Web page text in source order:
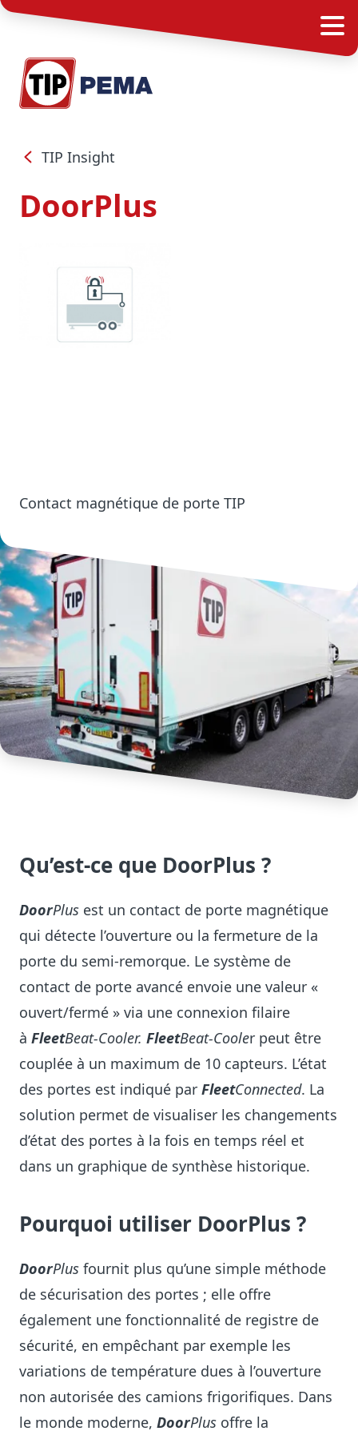
TIP Insight
DoorPlus
Contact magnétique de porte TIP
Qu’est-ce que DoorPlus ?
DoorPlus est un contact de porte magnétique
qui détecte l’ouverture ou la fermeture de la
porte du semi-remorque. Le système de
contact de porte avancé envoie une valeur «
ouvert/fermé » via une connexion filaire
à FleetBeat-Cooler. FleetBeat-Cooler peut être
couplée à un maximum de 10 capteurs. L’état
des portes est indiqué par FleetConnected. La
solution permet de visualiser les changements
d’état des portes à la fois en temps réel et
dans un graphique de synthèse historique.
Pourquoi utiliser DoorPlus ?
DoorPlus fournit plus qu’une simple méthode
de sécurisation des portes ; elle offre
également une fonctionnalité de registre de
sécurité, en empêchant par exemple les
variations de température dues à l’ouverture
non autorisée des camions frigorifiques. Dans
le monde moderne, DoorPlus offre la